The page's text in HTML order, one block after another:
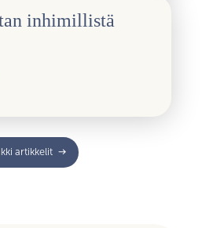
inhimillistä
artikkelit